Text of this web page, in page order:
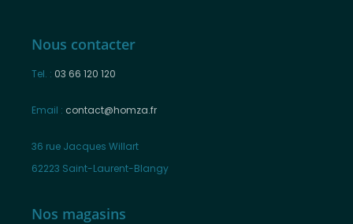
Nous contacter
Tel. : 03 66 120 120
Email : contact@homza.fr
36 rue Jacques Willart
62223 Saint-Laurent-Blangy
Nos magasins